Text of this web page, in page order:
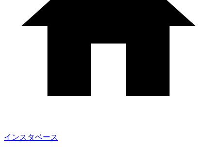
インスタベース